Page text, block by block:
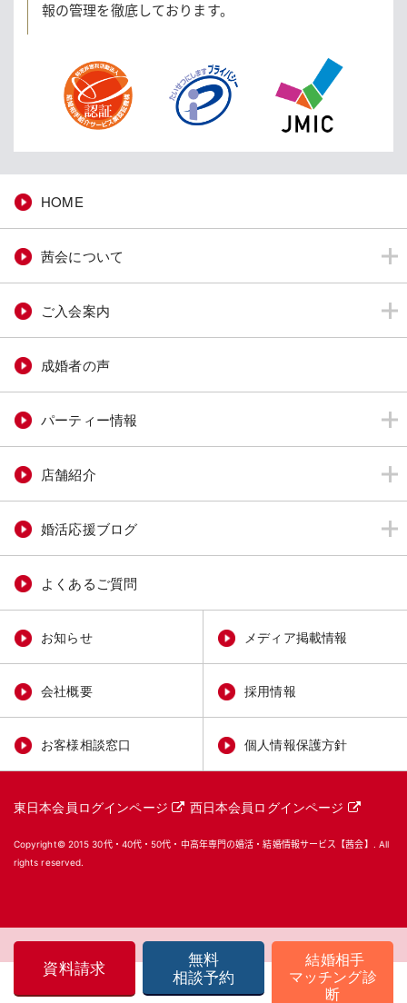
報の管理を徹底しております。
HOME
茜会について
ご入会案内
成婚者の声
パーティー情報
店舗紹介
婚活応援ブログ
よくあるご質問
お知らせ メディア掲載情報
会社概要 採用情報
お客様相談窓口 個人情報保護方針
東日本会員ログインページ 西日本会員ログインページ
Copyright© 201530代・40代・50代・中高年専門の婚活・結婚情報サービス【茜会】
. All
rights reserved.
資料請求
無料
相談予約
結婚相手
マッチング診
断